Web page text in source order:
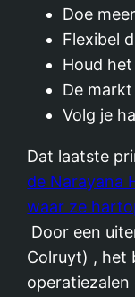
Doe
Flexibel
Houd
De
Volg je
Dat laatste
de Narayana
waar ze
Door een
Colruyt) , het